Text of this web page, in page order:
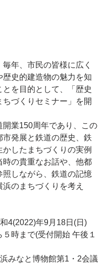
年、市民の皆様に広く
歴史的建造物の魅力を知
とを目的として、「歴史
ちづくりセミナー」を開
開業150周年であり、この
市発展と鉄道の歴史、鉄
かしたまちづくりの実例
時の貴重なお話や、他都
照しながら、鉄道の記憶
浜のまちづくりを考え
4(2022)年9月18日(日)
時まで(受付開始 午後１
みなと博物館第1・2会議